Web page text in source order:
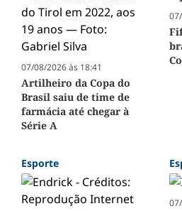
07/08/2026 às 18:41
Artilheiro da Copa do
Brasil saiu de time de
farmácia até chegar à
Série A
Esporte